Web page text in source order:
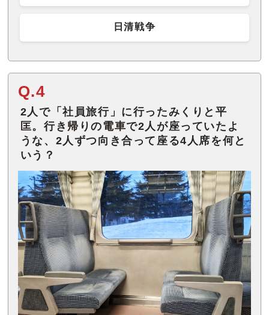
日清戦争
Q.4
2人で「社員旅行」に行ったみくりと平
匡。行き帰りの電車で2人が座っていたよ
うな、2人ずつ向き合って座る4人席を何と
いう？